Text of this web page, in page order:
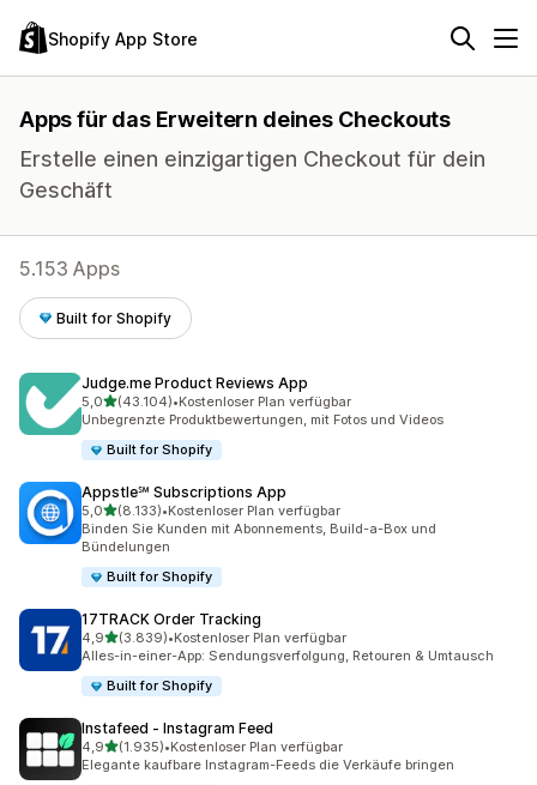
Shopify App Store
Apps für das Erweitern deines Checkouts
Erstelle einen einzigartigen Checkout für dein
Geschäft
5.153 Apps
Built for Shopify
Judge.me Product Reviews App
5,0von 5 Sternen
(43.104)
43104 Rezensionen insgesamt
•Kostenloser Plan verfügbar
Unbegrenzte Produktbewertungen, mit Fotos und Videos
Built for Shopify
Appstle℠ Subscriptions App
5,0von 5 Sternen
(8.133)
8133 Rezensionen insgesamt
•Kostenloser Plan verfügbar
Binden Sie Kunden mit Abonnements, Build-a-Box und
Bündelungen
Built for Shopify
17TRACK Order Tracking
4,9von 5 Sternen
(3.839)
3839 Rezensionen insgesamt
•Kostenloser Plan verfügbar
Alles-in-einer-App: Sendungsverfolgung, Retouren & Umtausch
Built for Shopify
Instafeed ‑ Instagram Feed
4,9von 5 Sternen
(1.935)
1935 Rezensionen insgesamt
•Kostenloser Plan verfügbar
Elegante kaufbare Instagram-Feeds die Verkäufe bringen